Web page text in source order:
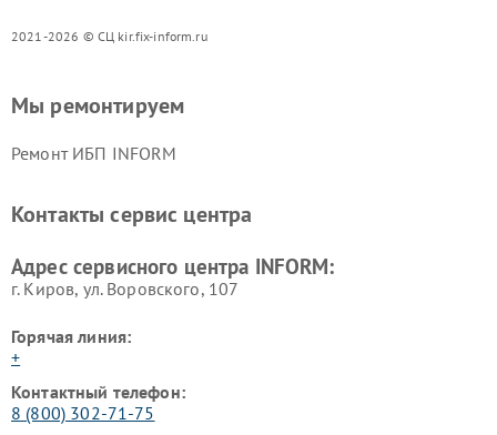
2021-2026 © СЦ kir.fix-inform.ru
Мы ремонтируем
Ремонт ИБП INFORM
Контакты сервис центра
Адрес сервисного центра INFORM:
г. Киров, ул. Воровского, 107
Горячая линия:
+
Контактный телефон:
8 (800) 302-71-75